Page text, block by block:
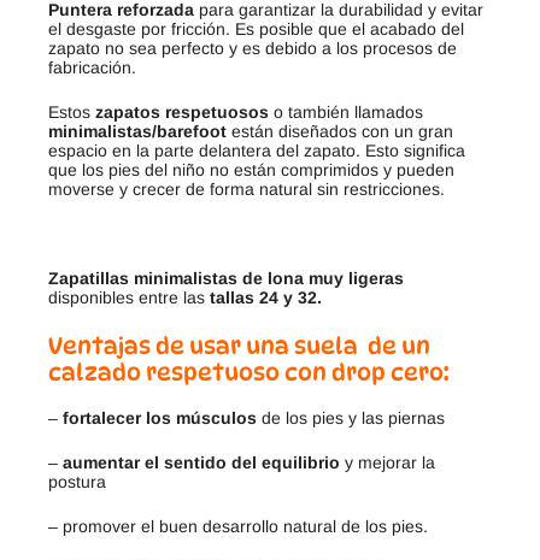
Puntera reforzada para garantizar la durabilidad y evitar
el desgaste por fricción. Es posible que el acabado del
zapato no sea perfecto y es debido a los procesos de
fabricación.
Estos zapatos respetuosos o también llamados
minimalistas/barefoot están diseñados con un gran
espacio en la parte delantera del zapato. Esto significa
que los pies del niño no están comprimidos y pueden
moverse y crecer de forma natural sin restricciones.
Zapatillas minimalistas de lona muy ligeras
disponibles entre las tallas 24 y 32.
Ventajas de usar una suela de un
calzado respetuoso con drop cero:
– fortalecer los músculos de los pies y las piernas
– aumentar el sentido del equilibrio y mejorar la
postura
– promover el buen desarrollo natural de los pies.